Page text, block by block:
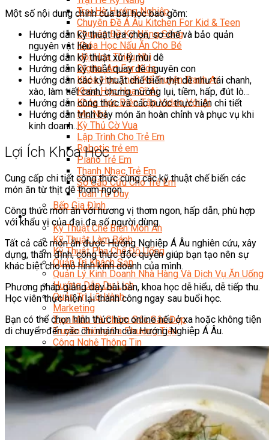
Trại Hè Hướng Nghiệp
Chuyên Đề Á Âu Kitchen For Kid & Teen
Chuyên Đề Kỹ Năng Sống
Khóa Học Nấu Ăn Cho Bé
Hội Họa Thiếu Nhi
Digital Art For Kids
Khóa Học Thiết Kế Truyện Tranh Ai
Khóa Học Họa Sĩ Ai
Khóa Học Biên Tập Video Với Ai
Mc Nhí
Kỳ Thủ Cờ Vua
Lập Trình Cho Trẻ Em
Robotic trẻ em
Piano Trẻ Em
Thanh Nhạc Trẻ Em
Sơ Cấp Cứu Cho Trẻ Em
Toán Tư Duy
Bếp Gia Đình
Trung Cấp CET
Kỹ Thuật Chế Biến Món Ăn
Kỹ Thuật Làm Bánh
Kỹ Thuật Pha Chế Đồ Uống
Quản Trị Khách Sạn
Quản Lý Kinh Doanh Nhà Hàng Và Dịch Vụ Ăn Uống
Hướng Dẫn Du Lịch
Quản Trị Lữ Hành
Marketing
Tạo Mẫu Và Chăm Sóc Sắc Đẹp
Truyền Thông Đa Phương Tiện
Công Nghệ Thông Tin
An Ninh Mạng
Thiết Kế Đồ Họa
Âm Nhạc
Điện Công Nghiệp Và Dân Dụng
Văn Hóa Phổ Thông
Nâng Cao Năng Lực Tiếng Anh – Chuẩn TOEIC
HỌC BỔNG 2026
Một số nội dung chính của bài học bao gồm:
Hướng dẫn kỹ thuật lựa chọn, sơ chế và bảo quản
nguyên vật liệu
Hướng dẫn kỹ thuật xử lý mùi dê
Hướng dẫn kỹ thuật quay dê nguyên con
Hướng dẫn các kỹ thuật chế biến thịt dê như tái chanh,
xào, làm tiết canh, chưng, nướng lụi, tiềm, hấp, đút lò…
Hướng dẫn công thức và các bước thực hiện chi tiết
Hướng dẫn trình bày món ăn hoàn chỉnh và phục vụ khi
kinh doanh…
Lợi Ích Khóa Học
Cung cấp chi tiết công thức cùng các kỹ thuật chế biến các
món ăn từ thịt dê thơm ngon.
Công thức món ăn với hương vị thơm ngon, hấp dẫn, phù hợp
với khẩu vị của đại đa số người dùng.
Tất cả các món ăn được Hướng Nghiệp Á Âu nghiên cứu, xây
dựng, thẩm định, công thức độc quyền giúp bạn tạo nên sự
khác biệt cho mô hình kinh doanh của mình.
Phương pháp giảng dạy bài bản, khoa học dễ hiểu, dễ tiếp thu.
Học viên thực hiện lại thành công ngay sau buổi học.
Bạn có thể chọn hình thức học online nếu ở xa hoặc không tiện
di chuyển đến các chi nhánh của Hướng Nghiệp Á Âu.